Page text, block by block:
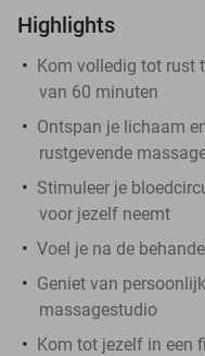
Highlights
Kom volledig tot rust
van 60 minuten
Ontspan je lichaam
rustgevende
Stimuleer je
voor jezelf neemt
Voel je na de
Geniet van
massagestudio
Kom tot jezelf in een